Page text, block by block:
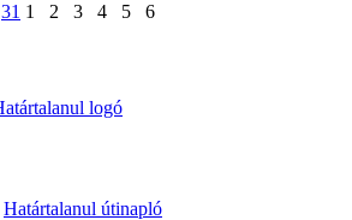
31 1 2 3 4 5 6
Határtalanul útinapló